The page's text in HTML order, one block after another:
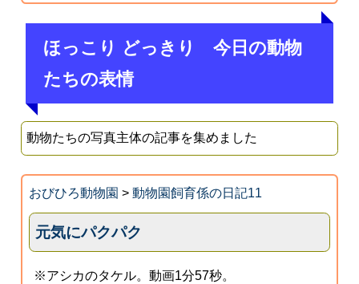
ほっこり どっきり 今日の動物
たちの表情
動物たちの写真主体の記事を集めました
おびひろ動物園 > 動物園飼育係の日記11
元気にパクパク
※アシカのタケル。動画1分57秒。